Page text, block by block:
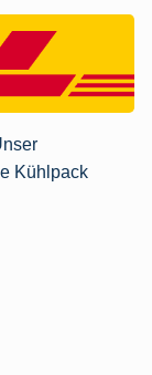
Kühlpack